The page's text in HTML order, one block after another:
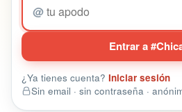
@
Entrar a
¿Ya tienes cuenta? Iniciar sesión
Sin email · sin contraseña ·